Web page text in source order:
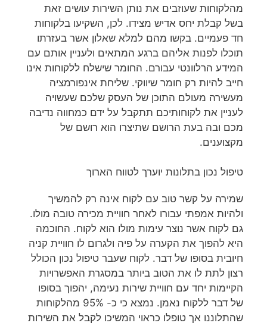
מהלקוחות שעוזבים את נותן השירות עושים זאת
בשל קבלת יחס אדיש מצידו. לכן, השקיעו בלקוחות
חד פעמיים. בקשו מהם למלא שאלון אשר בעזרתו
תוכלו לפנות אליהם ברגע המתאים ולעניין אותם עם
המידע הרלוונטי עבורם. החומר שישלח ללקוחות אינו
חייב להיות רק חומר שיווקי. שליחת אינפורמציה
מעשירה מעולם התוכן של העסק שלכם שעשויה
לעניין את לקוחותיכם תתקבל על ידם כמחווה נדיבה
מכם ובה בעת הרושם שתיצרו הוא רושם של
מקצוענים.
טיפול נכון בתלונות יוערך לטווח הארוך
שמירה על קשר טוב עם לקוח אינה רק להמשיך
ולהיות אמפתי עבורו לאחר חוויית מכירה טובה מולו.
גם לקוח אשר נוצר עימות מולו הוא לקוח. החוכמה
היא להפוך את הקערה על פיה ולגרום לו חוויית קניה
חיובית בסופו של דבר. לקוח שעבר טיפול נכון הכולל
רצון לתת לו את הטוב ביותר במסגרת האפשרויות
הקיימות יחד עם חוויית שירות נעימה, יהפוך בסופו
של דבר ללקוח נאמן. נמצא כי כ- 95% מהלקוחות
שהתלוננו אך טופלו כראוי המשיכו לקבל את השירות